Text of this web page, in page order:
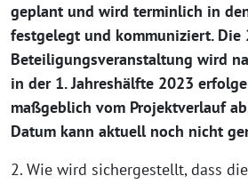
geplant und wird terminlich in
festgelegt und kommuniziert. Die
Beteiligungsveranstaltung wird
in der 1. Jahreshälfte 2023
maßgeblich vom Projektverlauf
Datum kann aktuell noch nicht
2. Wie wird sichergestellt, dass